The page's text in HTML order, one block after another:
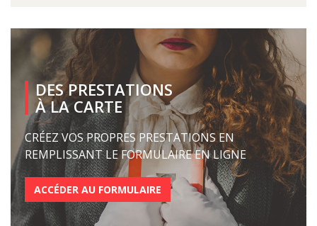
DES PRESTATIONS
À LA CARTE
CRÉEZ VOS PROPRES PRESTATIONS EN
REMPLISSANT LE FORMULAIRE EN LIGNE
ACCÉDER AU FORMULAIRE